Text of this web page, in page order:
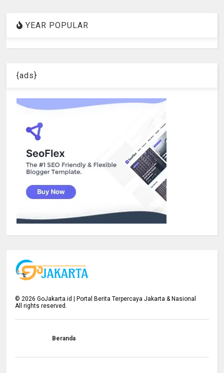
YEAR POPULAR
{ads}
©2026 GoJakarta.id | Portal Berita Terpercaya Jakarta & Nasional
All rights reserved.
Beranda